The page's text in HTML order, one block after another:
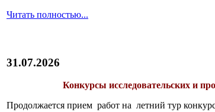
Читать полностью...
31.07.2026
Конкурсы исследовательских и
Продолжается прием работ на летний тур